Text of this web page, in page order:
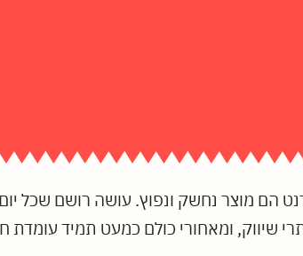
הם מוצר נחשק ונפוץ. עושה רושם
שיווק, ומאחורי כולם כמעט תמיד